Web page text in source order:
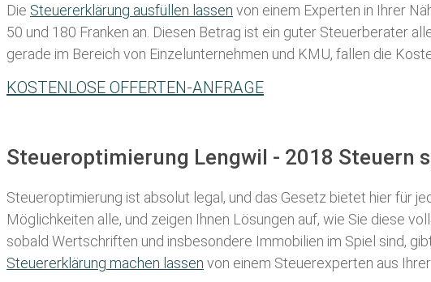
Die Steuererklärung ausfüllen lassen von einem Experten in Ihrer
50 und 180 Franken an. Diesen Betrag ist ein guter Steuerberater
gerade im Bereich von Einzelunternehmen und KMU, fallen die
KOSTENLOSE OFFERTEN-ANFRAGE
Steueroptimierung Lengwil - 2018 Steuern
Steueroptimierung ist absolut legal, und das Gesetz bietet hier für
Möglichkeiten alle, und zeigen Ihnen Lösungen auf, wie Sie diese
sobald Wertschriften und insbesondere Immobilien im Spiel sind,
Steuererklärung machen lassen von einem Steuerexperten aus